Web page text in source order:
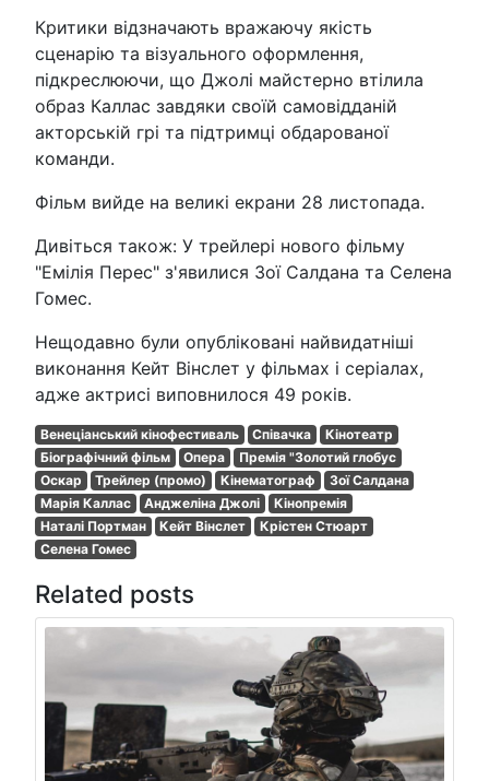
Критики відзначають вражаючу якість
сценарію та візуального оформлення,
підкреслюючи, що Джолі майстерно втілила
образ Каллас завдяки своїй самовідданій
акторській грі та підтримці обдарованої
команди.
Фільм вийде на великі екрани 28 листопада.
Дивіться також: У трейлері нового фільму
"Емілія Перес" з'явилися Зої Салдана та Селена
Гомес.
Нещодавно були опубліковані найвидатніші
виконання Кейт Вінслет у фільмах і серіалах,
адже актрисі виповнилося 49 років.
Венеціанський кінофестиваль Співачка
Кінотеатр
Біографічний фільм
Опера
Премія "Золотий глобус
Оскар
Трейлер (промо) Кінематограф
Зої Салдана
Марія Каллас
Анджеліна Джолі
Кінопремія
Наталі Портман
Кейт Вінслет
Крістен Стюарт
Селена Гомес
Related posts